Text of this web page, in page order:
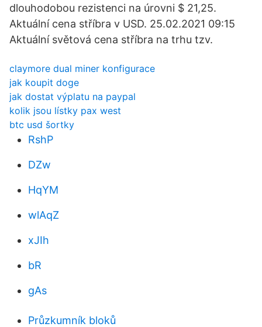
dlouhodobou rezistenci na úrovni $ 21,25.
Aktuální cena stříbra v USD. 25.02.2021 09:15
Aktuální světová cena stříbra na trhu tzv.
claymore dual miner konfigurace
jak koupit doge
jak dostat výplatu na paypal
kolik jsou lístky pax west
btc usd šortky
RshP
DZw
HqYM
wlAqZ
xJIh
bR
gAs
Průzkumník bloků